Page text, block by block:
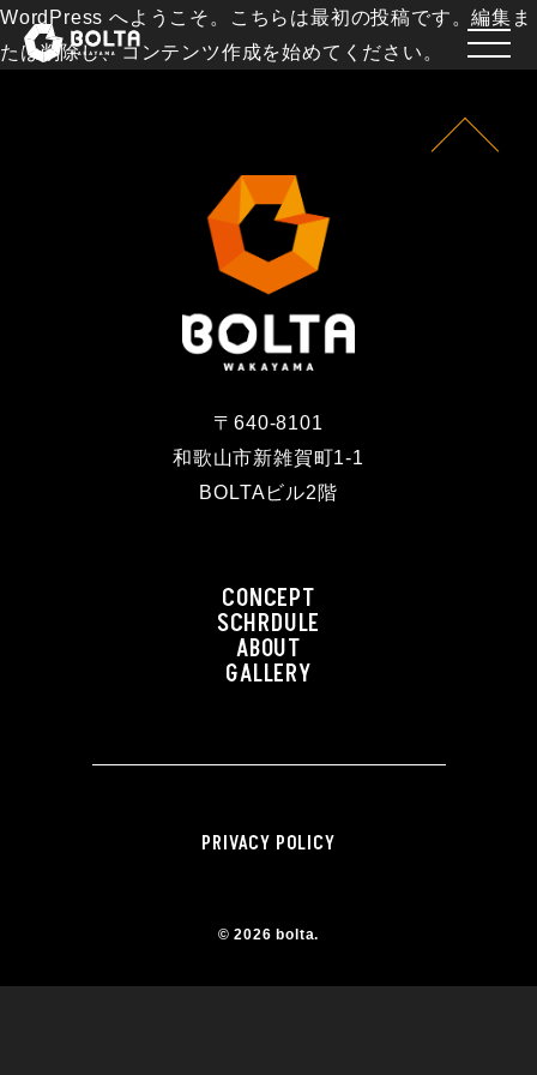
WordPress へようこそ。こちらは最初の投稿です。編集ま
たは削除し、コンテンツ作成を始めてください。
〒640-8101
和歌山市新雑賀町1-1
BOLTAビル2階
CONCEPT
SCHRDULE
ABOUT
GALLERY
PRIVACY POLICY
© 2026 bolta.